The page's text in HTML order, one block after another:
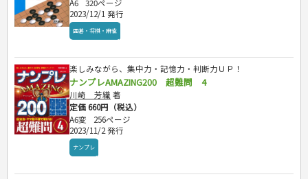
A6
320ページ
2023/12/1 発行
囲碁・将棋・麻雀
楽しみながら、集中力・記憶力・判断力ＵＰ！
ナンプレAMAZING200 超難問 4
川崎 芳織 著
定価 660円（税込）
A6変
256ページ
2023/11/2 発行
ナンプレ